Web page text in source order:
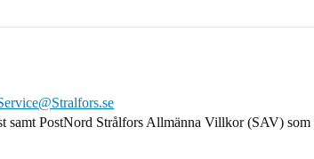
PostNord Strålfors Allmänna Villkor (SAV)